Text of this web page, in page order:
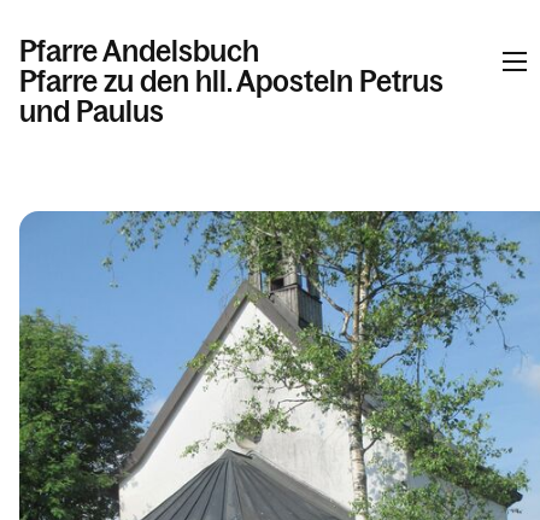
Pfarre Andelsbuch
Pfarre zu den hll. Aposteln Petrus
und Paulus
Kalender
Personen
Kontakt